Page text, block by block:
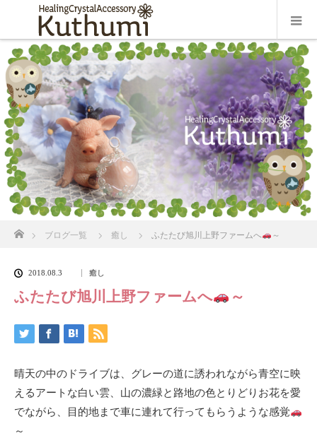
ブログ一覧 癒し ふたたび旭川上野ファームへ ～
2018.08.3 癒し
ふたたび旭川上野ファームへ ～
晴天の中のドライブは、グレーの道に誘われながら青空に映
えるアートな白い雲、山の濃緑と路地の色とりどりお花を愛
でながら、目的地まで車に連れて行ってもらうような感覚
～